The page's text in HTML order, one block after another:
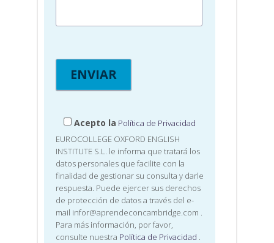
Acepto la Política de Privacidad
EUROCOLLEGE OXFORD ENGLISH
INSTITUTE S.L. le informa que tratará los
datos personales que facilite con la
finalidad de gestionar su consulta y darle
respuesta. Puede ejercer sus derechos
de protección de datos a través del e-
mail infor@aprendeconcambridge.com .
Para más información, por favor,
consulte nuestra Política de Privacidad .